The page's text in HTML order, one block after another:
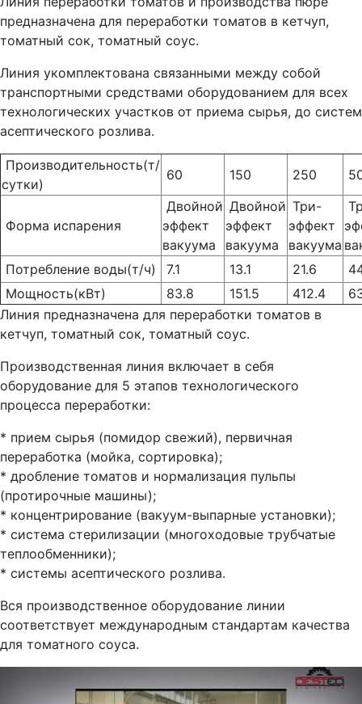
предназначена для переработки томатов в кетчуп,
томатный сок, томатный соус.
Линия укомплектована связанными между собой
транспортными средствами оборудованием для всех
технологических участков от приема сырья, до систем
асептического розлива.
Производительность(т/
сутки)
60 150 250
Форма испарения
Двойной
эффект
вакуума
Двойной
эффект
вакуума
Три-
эффект
вакуума
Потребление воды(т/ч)
7.1 13.1 21.6
Мощность(кВт)
83.8 151.5 412.4
Линия предназначена для переработки томатов в
кетчуп, томатный сок, томатный соус.
Производственная линия включает в себя
оборудование для 5 этапов технологического
процесса переработки:
* прием сырья (помидор свежий), первичная
переработка (мойка, сортировка);
* дробление томатов и нормализация пульпы
(протирочные машины);
* концентрирование (вакуум-выпарные установки);
* система стерилизации (многоходовые трубчатые
теплообменники);
* системы асептического розлива.
Вся производственное оборудование линии
соответствует международным стандартам качества
для томатного соуса.